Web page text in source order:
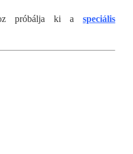
próbálja ki a speciális